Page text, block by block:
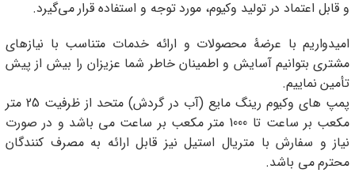
و قابل اعتماد در تولید وکیوم، مورد توجه و استفاده قرار می‌گیرد.
امیدواریم با عرضۀ محصولات و ارائه خدمات متناسب با نیازهای
مشتری بتوانیم آسایش و اطمینان خاطر شما عزیزان را بیش از پیش
تأمین نماییم.
پمپ هاى وكيوم رينگ مايع (آب در گردش) متحد از ظرفيت 25 متر
مكعب بر ساعت تا 1000 متر مكعب بر ساعت مى باشد و در صورت
نياز و سفارش با متريال استيل نيز قابل ارائه به مصرف كنندگان
محترم مى باشد.